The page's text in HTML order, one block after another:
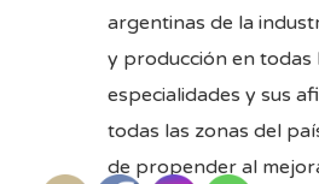
argentinas de la
y producción en todas
especialidades y sus
todas las zonas del
de propender al